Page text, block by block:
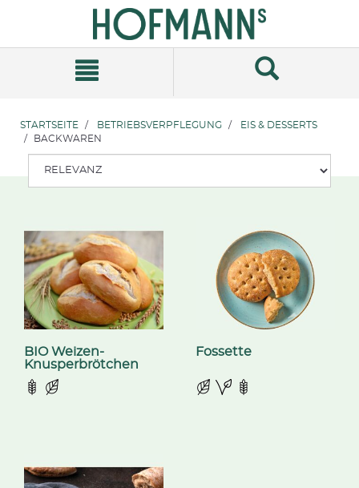
Navigationsmenü
STARTSEITE BETRIEBSVERPFLEGUNG
EIS & DESSERTS
BACKWAREN
BIO Weizen-
Knusperbrötchen
Fossette